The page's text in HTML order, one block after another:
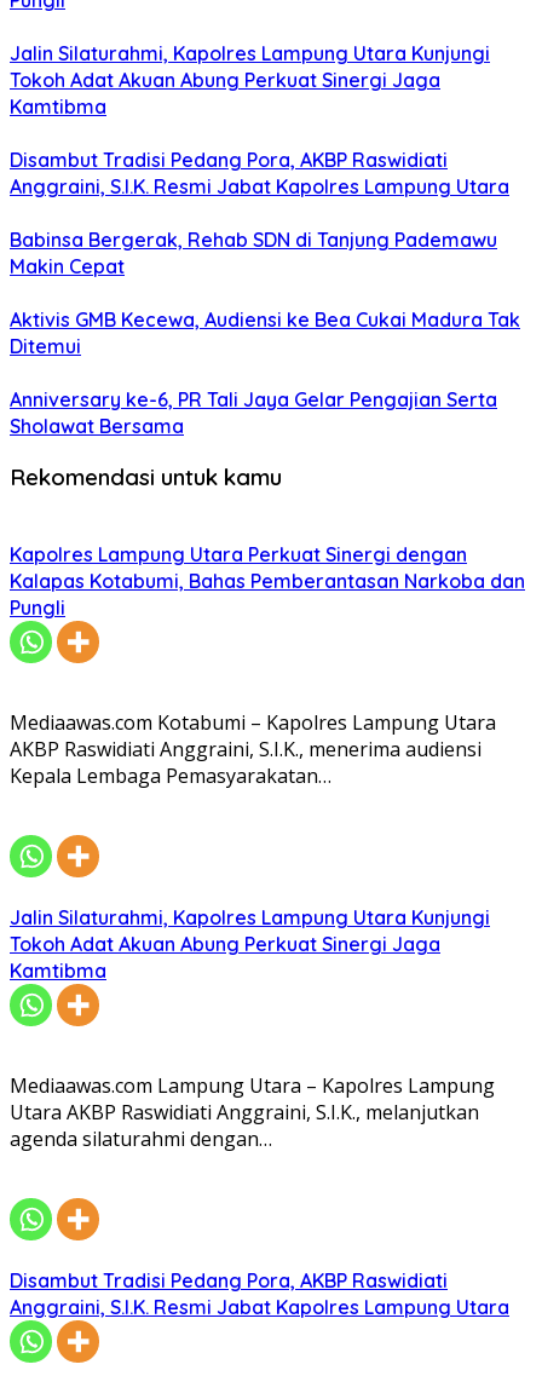
Jalin Silaturahmi, Kapolres Lampung Utara Kunjungi
Tokoh Adat Akuan Abung Perkuat Sinergi Jaga
Kamtibma
Disambut Tradisi Pedang Pora, AKBP Raswidiati
Anggraini, S.I.K. Resmi Jabat Kapolres Lampung Utara
Babinsa Bergerak, Rehab SDN di Tanjung Pademawu
Makin Cepat
Aktivis GMB Kecewa, Audiensi ke Bea Cukai Madura Tak
Ditemui
Anniversary ke-6, PR Tali Jaya Gelar Pengajian Serta
Sholawat Bersama
Rekomendasi untuk kamu
Kapolres Lampung Utara Perkuat Sinergi dengan
Kalapas Kotabumi, Bahas Pemberantasan Narkoba dan
Pungli
Mediaawas.com Kotabumi – Kapolres Lampung Utara
AKBP Raswidiati Anggraini, S.I.K., menerima audiensi
Kepala Lembaga Pemasyarakatan…
Jalin Silaturahmi, Kapolres Lampung Utara Kunjungi
Tokoh Adat Akuan Abung Perkuat Sinergi Jaga
Kamtibma
Mediaawas.com Lampung Utara – Kapolres Lampung
Utara AKBP Raswidiati Anggraini, S.I.K., melanjutkan
agenda silaturahmi dengan…
Disambut Tradisi Pedang Pora, AKBP Raswidiati
Anggraini, S.I.K. Resmi Jabat Kapolres Lampung Utara